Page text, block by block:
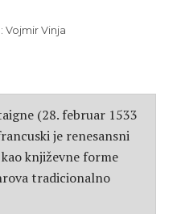
Vojmir Vinja
(28. februar 1533
je renesansni
književne forme
tradicionalno